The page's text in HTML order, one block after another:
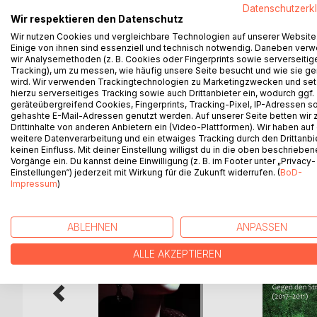
Die Autorin Ilona E. Schwartz befasst sich in
Ein-Euro-Jobs, Zeitarbeit und Personalleasing.
Die in den Beiträgen genannten Ereignisse
Mitteln der Staat, oder so manche Firma, gegen
zahlreiche Interviews mit Arbeitslosen oder
Den Epilog bilden einige literarische Beigaben:
aussehen könnte.
WEITERE TITEL BEI
Wir respektieren den Datenschutz
Wir nutzen Cookies und vergleichbare Technologien auf unserer
Einige von ihnen sind essenziell und technisch notwendig. Daneben
wir Analysemethoden (z. B. Cookies oder Fingerprints sowie
Tracking), um zu messen, wie häufig unsere Seite besucht und wie sie
wird. Wir verwenden Trackingtechnologien zu Marketingzwecken und
hierzu serverseitiges Tracking sowie auch Drittanbieter ein, wodurch ggf.
geräteübergreifend Cookies, Fingerprints, Tracking-Pixel, IP-Adressen
gehashte E-Mail-Adressen genutzt werden. Auf unserer Seite betten wir
Drittinhalte von anderen Anbietern ein (Video-Plattformen). Wir haben auf
weitere Datenverarbeitung und ein etwaiges Tracking durch den
keinen Einfluss. Mit deiner Einstellung willigst du in die oben
Vorgänge ein. Du kannst deine Einwilligung (z. B. im Footer unter „Privacy-
Einstellungen“) jederzeit mit Wirkung für die Zukunft widerrufen. (BoD-
Impressum)
ABLEHNEN ANPASSEN
ALLE AKZEPTIEREN